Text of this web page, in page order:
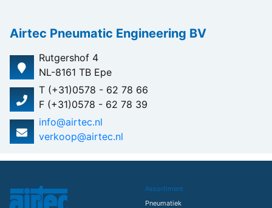
Airtec Pneumatic Engineering BV
Rutgershof 4
NL-8161 TB Epe
T (+31)0578 - 62 78 66
F (+31)0578 - 62 78 39
info@airtec.nl
verkoop@airtec.nl
Assortiment
Pneumatiek